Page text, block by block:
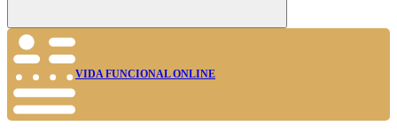
Buscar
VIDA FUNCIONAL ONLINE